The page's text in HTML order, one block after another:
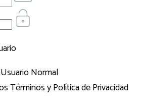
Usuario Normal
Términos y Política de Privacidad